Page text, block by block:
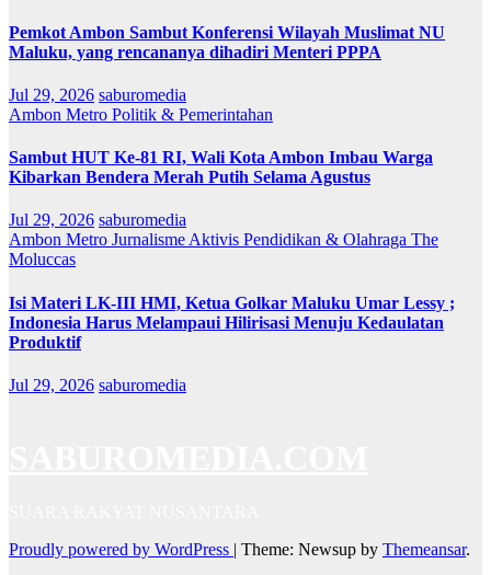
Pemkot Ambon Sambut Konferensi Wilayah Muslimat NU
Maluku, yang rencananya dihadiri Menteri PPPA
Jul 29, 2026 saburomedia
Ambon Metro Politik & Pemerintahan
Sambut HUT Ke-81 RI, Wali Kota Ambon Imbau Warga
Kibarkan Bendera Merah Putih Selama Agustus
Jul 29, 2026 saburomedia
Ambon Metro Jurnalisme Aktivis Pendidikan & Olahraga The
Moluccas
Isi Materi LK-III HMI, Ketua Golkar Maluku Umar Lessy ;
Indonesia Harus Melampaui Hilirisasi Menuju Kedaulatan
Produktif
Jul 29, 2026 saburomedia
Proudly powered by WordPress | Theme: Newsup by Themeansar.